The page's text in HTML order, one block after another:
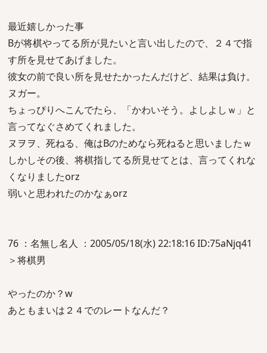
最近嬉しかった事
Bが将棋やってる所が見たいと言い出したので、２４で指
す所を見せてあげました。
彼女の前で良い所を見せたかったんだけど、結果は負け。
ヌガー。
ちょっぴりへこんでたら、「かわいそう。よしよしｗ」と
言ってなぐさめてくれました。
ヌヲヲ、死ねる、俺はBのためなら死ねると思いましたｗ
しかしその後、将棋指してる所見せてとは、言ってくれな
くなりましたorz
弱いと思われたのかなぁorz
76 ：名無し名人 ：2005/05/18(水) 22:18:16 ID:75aNjq41
＞将棋男
やったのか？w
あともまいは２４でのレートなんだ？